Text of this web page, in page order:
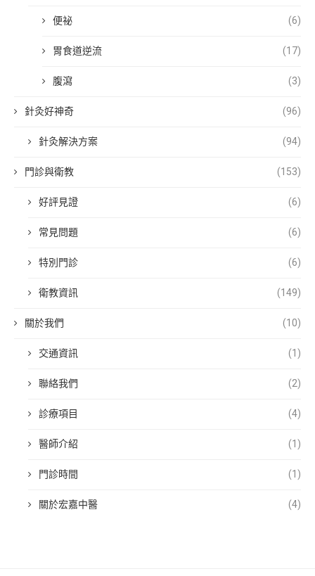
便祕 (6)
胃食道逆流 (17)
腹瀉 (3)
針灸好神奇 (96)
針灸解決方案 (94)
門診與衛教 (153)
好評見證 (6)
常見問題 (6)
特別門診 (6)
衛教資訊 (149)
關於我們 (10)
交通資訊 (1)
聯絡我們 (2)
診療項目 (4)
醫師介紹 (1)
門診時間 (1)
關於宏嘉中醫 (4)